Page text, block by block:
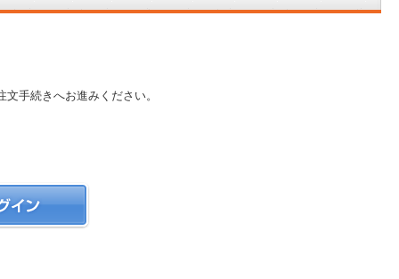
手続きへお進みください。